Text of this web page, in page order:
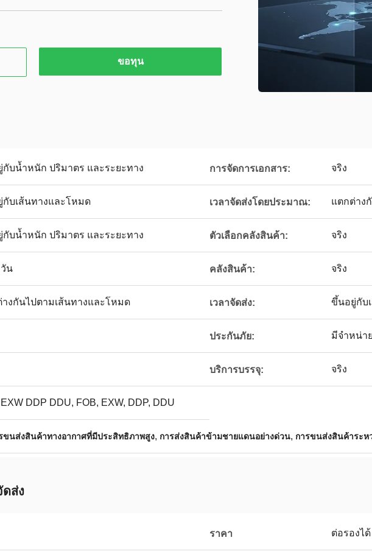
ขอทุน
บน้ำหนัก ปริมาตร และระยะทาง การจัดการเอกสาร: จริง
บเส้นทางและโหมด เวลาจัดส่งโดยประมาณ: แตกต่าง
บน้ำหนัก ปริมาตร และระยะทาง ตัวเลือกคลังสินค้า: จริง
น คลังสินค้า: จริง
งกันไปตามเส้นทางและโหมด เวลาจัดส่ง: ขึ้นอยู่กับ
ประกันภัย: มีจำหน่า
บริการบรรจุ: จริง
DDP DDU, FOB, EXW, DDP, DDU
ขนส่งสินค้าทางอากาศที่มีประสิทธิภาพสูง, การส่งสินค้าข้ามชายแดนอย่างด่วน, การขนส่งสินค้าระห
ดส่ง
ราคา ต่อรองได้